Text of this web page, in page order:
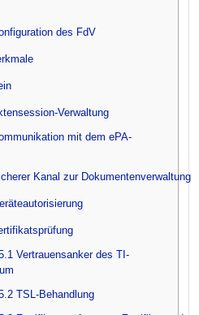
des FdV
Verwaltung
mit dem ePA-
Kanal zur Dokumentenverwaltung
Vertrauensanker des TI-
TSL-Behandlung